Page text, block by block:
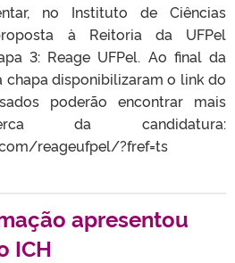
no Instituto de Ciências
à Reitoria da UFPel
3: Reage UFPel. Ao final da
chapa disponibilizaram o link do
poderão encontrar mais
da candidatura:
reageufpel/?fref=ts
apresentou
ICH